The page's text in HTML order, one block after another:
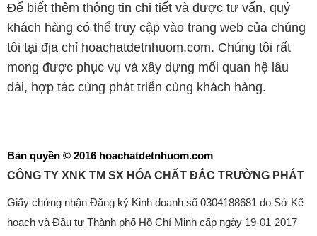
Để biết thêm thông tin chi tiết và được tư vấn, quý
khách hàng có thể truy cập vào trang web của chúng
tôi tại địa chỉ hoachatdetnhuom.com. Chúng tôi rất
mong được phục vụ và xây dựng mối quan hệ lâu
dài, hợp tác cùng phát triển cùng khách hàng.
Bản quyền © 2016 hoachatdetnhuom.com
CÔNG TY XNK TM SX HÓA CHẤT ĐẮC TRƯỜNG PHÁT
Giấy chứng nhận Đăng ký Kinh doanh số 0304188681 do Sở Kế
hoạch và Đầu tư Thành phố Hồ Chí Minh cấp ngày 19-01-2017